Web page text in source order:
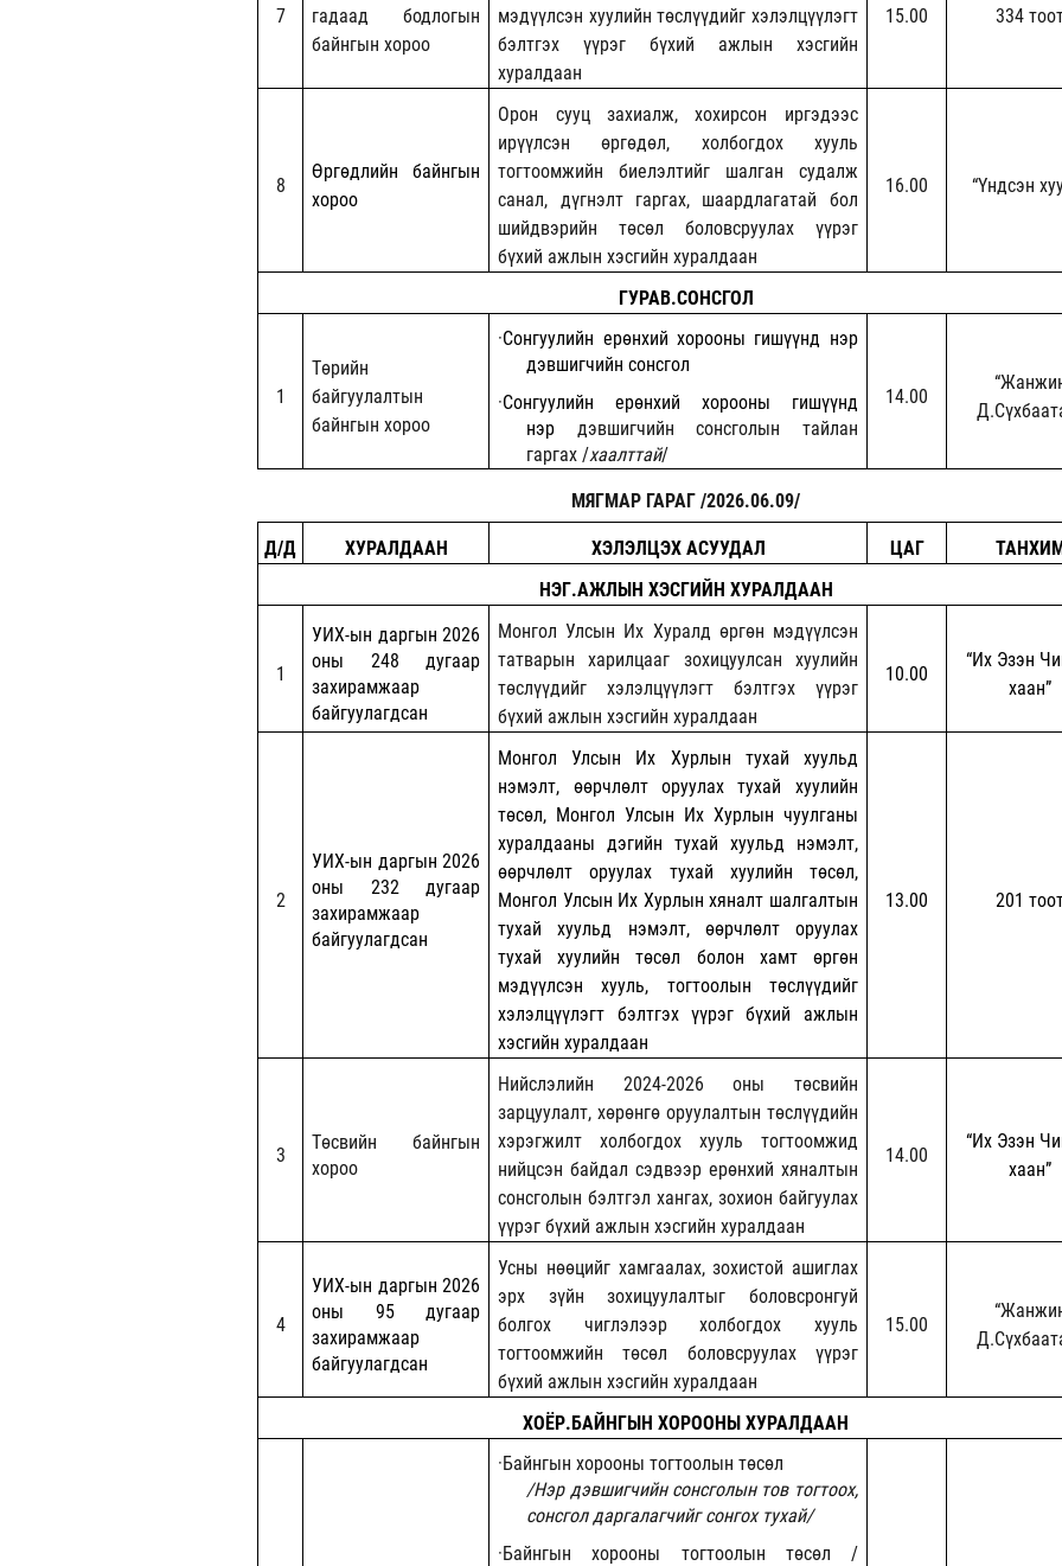
7
гадаад бодлогын
байнгын хороо
мэдүүлсэн хуулийн төслүүдийг хэлэлцүүлэгт
бэлтгэх үүрэг бүхий ажлын хэсгийн
хуралдаан
15.00 334
8
Өргөдлийн байнгын
хороо
Орон сууц захиалж, хохирсон иргэдээс
ирүүлсэн өргөдөл, холбогдох хууль
тогтоомжийн биелэлтийг шалган судалж
санал, дүгнэлт гаргах, шаардлагатай бол
шийдвэрийн төсөл боловсруулах үүрэг
бүхий ажлын хэсгийн хуралдаан
16.00 “Үндсэн
ГУРАВ.СОНСГОЛ
1
Төрийн
байгуулалтын
байнгын хороо
·Сонгуулийн ерөнхий хорооны гишүүнд нэр
дэвшигчийн сонсгол
·Сонгуулийн ерөнхий хорооны гишүүнд
нэр дэвшигчийн сонсголын тайлан
гаргах /хаалттай/
14.00
МЯГМАР ГАРАГ /2026.06.09/
Д/Д ХУРАЛДААН ХЭЛЭЛЦЭХ АСУУДАЛ ЦАГ
НЭГ.АЖЛЫН ХЭСГИЙН ХУРАЛДААН
1
УИХ-ын даргын 2026
оны 248 дугаар
захирамжаар
байгуулагдсан
Монгол Улсын Их Хуралд өргөн мэдүүлсэн
татварын харилцааг зохицуулсан хуулийн
төслүүдийг хэлэлцүүлэгт бэлтгэх үүрэг
бүхий ажлын хэсгийн хуралдаан
10.00
“Их Эзэн
хаан”
2
УИХ-ын даргын 2026
оны 232 дугаар
захирамжаар
байгуулагдсан
Монгол Улсын Их Хурлын тухай хуульд
нэмэлт, өөрчлөлт оруулах тухай хуулийн
төсөл, Монгол Улсын Их Хурлын чуулганы
хуралдааны дэгийн тухай хуульд нэмэлт,
өөрчлөлт оруулах тухай хуулийн төсөл,
Монгол Улсын Их Хурлын хяналт шалгалтын
тухай хуульд нэмэлт, өөрчлөлт оруулах
тухай хуулийн төсөл болон хамт өргөн
мэдүүлсэн хууль, тогтоолын төслүүдийг
хэлэлцүүлэгт бэлтгэх үүрэг бүхий ажлын
хэсгийн хуралдаан
13.00 201
3
Төсвийн байнгын
хороо
Нийслэлийн 2024-2026 оны төсвийн
зарцуулалт, хөрөнгө оруулалтын төслүүдийн
хэрэгжилт холбогдох хууль тогтоомжид
нийцсэн байдал сэдвээр ерөнхий хяналтын
сонсголын бэлтгэл хангах, зохион байгуулах
үүрэг бүхий ажлын хэсгийн хуралдаан
14.00
“Их Эзэн
хаан”
4
УИХ-ын даргын 2026
оны 95 дугаар
захирамжаар
байгуулагдсан
Усны нөөцийг хамгаалах, зохистой ашиглах
эрх зүйн зохицуулалтыг боловсронгуй
болгох чиглэлээр холбогдох хууль
тогтоомжийн төсөл боловсруулах үүрэг
бүхий ажлын хэсгийн хуралдаан
15.00
ХОЁР.БАЙНГЫН ХОРООНЫ ХУРАЛДААН
·Байнгын хорооны тогтоолын төсөл
/Нэр дэвшигчийн сонсголын тов тогтоох,
сонсгол даргалагчийг сонгох тухай/
·Байнгын хорооны тогтоолын төсөл /